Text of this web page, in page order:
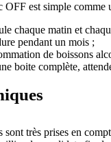
est simple comme
chaque matin et
pendant un mois ;
de boissons
boite complète,
très prises en